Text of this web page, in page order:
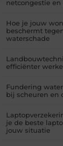
netcongestie en
Hoe je jouw
beschermt
waterschade
efficiënter
Fundering
bij scheuren en
je de beste
jouw situatie